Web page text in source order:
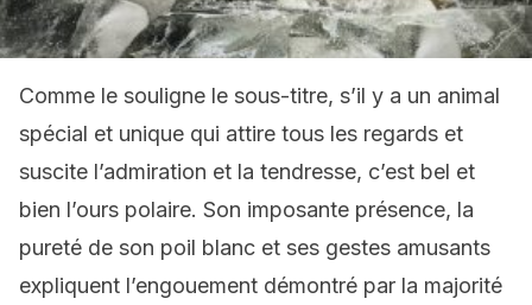
Comme le souligne le sous-titre, s’il y a un animal
spécial et unique qui attire tous les regards et
suscite l’admiration et la tendresse, c’est bel et
bien l’ours polaire. Son imposante présence, la
pureté de son poil blanc et ses gestes amusants
expliquent l’engouement démontré par la majorité